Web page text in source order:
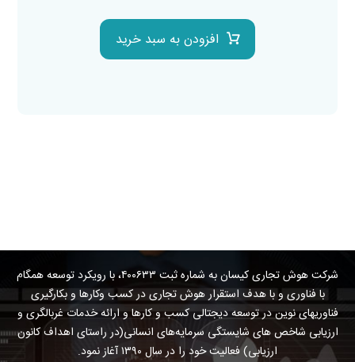
افزودن به سبد خرید
شرکت هوش تجاری کیسان به شماره ثبت ۴۰۰۶۳۳، با رویکرد توسعه همگام
با فناوری و با هدف استقرار هوش تجاری در کسب وکارها و بکارگیری
فناوریهای نوین در توسعه دیجتالی کسب و کارها و ارائه خدمات غربالگری و
ارزیابی شاخص های شایستگی سرمایه‌های انسانی(در راستای اهداف کانون
ارزیابی) فعالیت خود را در سال ۱۳۹۰ آغاز نمود.